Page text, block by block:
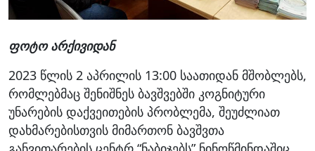
ფოტო არქივიდან
2023 წლის 2 აპრილის 13:00 საათიდან მშობლებს,
რომლებმაც შენიშნეს ბავშვებში კოგნიტური
უნარების დაქვეითების პრობლემა, შეუძლიათ
დახმარებისთვის მიმართონ ბავშვთა